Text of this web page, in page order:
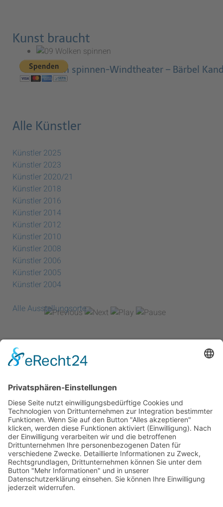
Wolken spinnen-Windtheater – Bärbel
Kunst braucht
Alle Künstler
Künstler 2025
Künstler 2023
Künstler 2020/21
Künstler 2018
Künstler 2016
Künstler 2014
Künstler 2012
Künstler 2010
Künstler 2008
Künstler 2006
Künstler 2005
Künstler 2004
Alle Ausstellungsorte
Newsletter
Sie möchten unseren Newsletter erhalten?
Schreiben Sie einfach eine Mail an:
newsletter@bewegter-wind.de
Cookie-Einstellungen